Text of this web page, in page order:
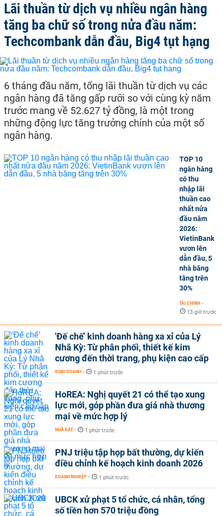
Lãi thuần từ dịch vụ nhiều ngân hàng
tăng ba chữ số trong nửa đầu năm:
Techcombank dẫn đầu, Big4 tụt hạng
6 tháng đầu năm, tổng lãi thuần từ dịch vụ các
ngân hàng đã tăng gấp rưỡi so với cùng kỳ năm
trước mang về 52.627 tỷ đồng, là một trong
những động lực tăng trưởng chính của một số
ngân hàng.
TOP 10
ngân hàng
có thu
nhập lãi
thuần cao
nhất nửa
đầu năm
2026:
VietinBank
vươn lên
dẫn đầu, 5
nhà băng
tăng trên
30%
TÀI CHÍNH -
13 giờ trước
'Đế chế’ kinh doanh hàng xa xỉ của Lý
Nhã Kỳ: Từ phân phối, thiết kế kim
cương đến thời trang, phụ kiện cao cấp
KINH DOANH - 1 phút trước
HoREA: Nghị quyết 21 có thể tạo xung
lực mới, góp phần đưa giá nhà thương
mại về mức hợp lý
NHÀ ĐẤT - 1 phút trước
PNJ triệu tập họp bất thường, dự kiến
điều chỉnh kế hoạch kinh doanh 2026
DOANH NGHIỆP - 1 phút trước
UBCK xử phạt 5 tổ chức, cá nhân, tổng
số tiền hơn 570 triệu đồng